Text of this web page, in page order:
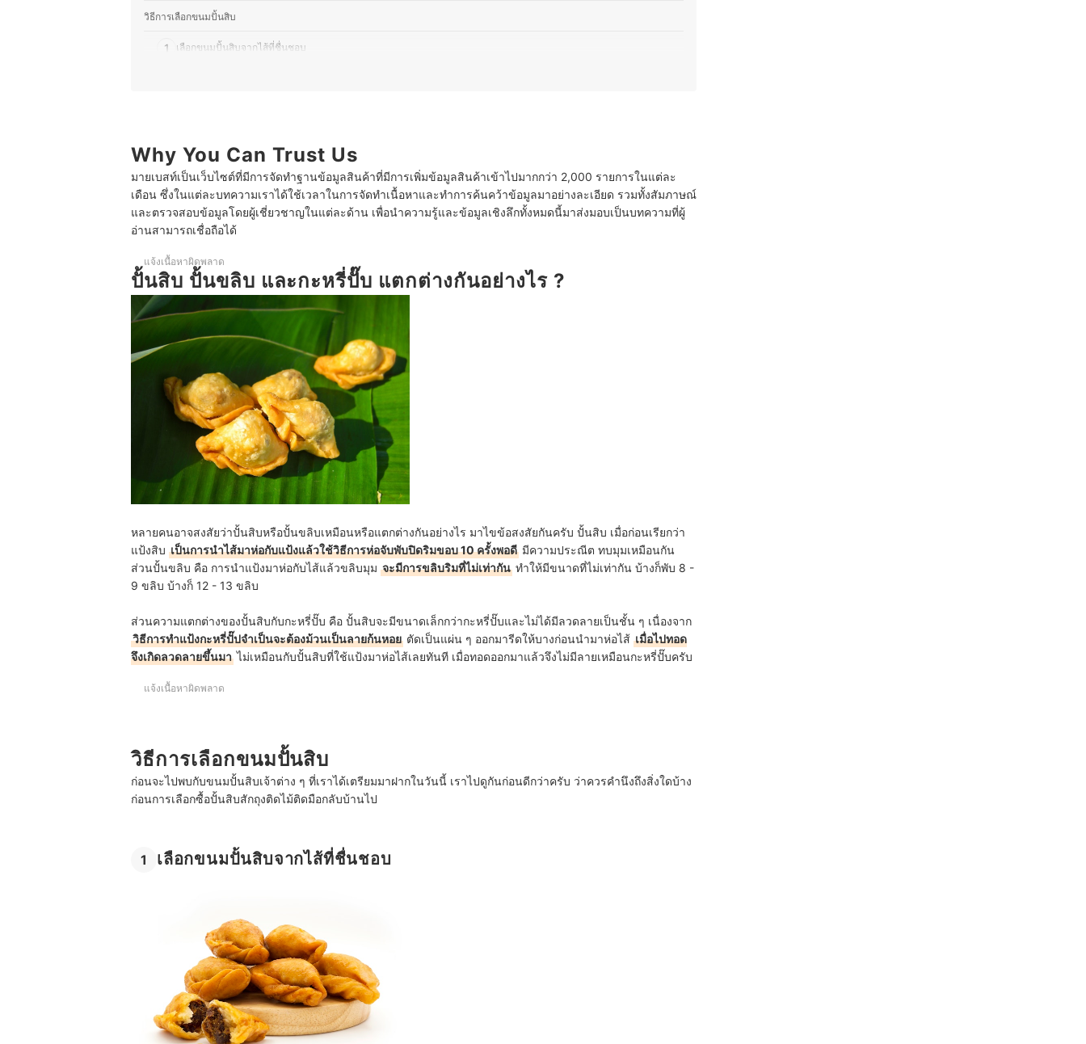
วิธีการเลือกขนมปั้นสิบ
1 เลือกขนมปั้นสิบจากไส้ที่ชื่นชอบ
เลือกขนมปั้นสิบที่ใช้การอบแทนการทอดสำหรับผู้ที่ใส่ใจเรื่องสุขภาพ
5 ลองปั้นสิบนึ่งไส้ปลา ขนมไทยหายาก
10 อันดับ ปั้นสิบ เจ้าไหนอร่อย ไส้ปลา สูตรโบราณ
Why You Can Trust Us
มายเบสท์เป็นเว็บไซต์ที่มีการจัดทำฐานข้อมูลสินค้าที่มีการเพิ่มข้อมูลสินค้าเข้าไปมากกว่า 2,000 รายการในแต่ละ
เดือน ซึ่งในแต่ละบทความเราได้ใช้เวลาในการจัดทำเนื้อหาและทำการค้นคว้าข้อมูลมาอย่างละเอียด รวมทั้งสัมภาษณ์
และตรวจสอบข้อมูลโดยผู้เชี่ยวชาญในแต่ละด้าน เพื่อนำความรู้และข้อมูลเชิงลึกทั้งหมดนี้มาส่งมอบเป็นบทความที่ผู้
อ่านสามารถเชื่อถือได้
แจ้งเนื้อหาผิดพลาด
ปั้นสิบ ปั้นขลิบ และกะหรี่ปั๊บ แตกต่างกันอย่างไร ?
หลายคนอาจสงสัยว่าปั้นสิบหรือปั้นขลิบเหมือนหรือแตกต่างกันอย่างไร มาไขข้อสงสัยกันครับ ปั้นสิบ เมื่อก่อนเรียกว่า
แป้งสิบ เป็นการนำไส้มาห่อกับแป้งแล้วใช้วิธีการห่อจับพับปิดริมขอบ 10 ครั้งพอดี มีความประณีต ทบมุมเหมือนกัน
ส่วนปั้นขลิบ คือ การนำแป้งมาห่อกับไส้แล้วขลิบมุม จะมีการขลิบริมที่ไม่เท่ากัน ทำให้มีขนาดที่ไม่เท่ากัน บ้างก็พับ 8 -
9 ขลิบ บ้างก็ 12 - 13 ขลิบ
ส่วนความแตกต่างของปั้นสิบกับกะหรี่ปั๊บ คือ ปั้นสิบจะมีขนาดเล็กกว่ากะหรี่ปั๊บและไม่ได้มีลวดลายเป็นชั้น ๆ เนื่องจาก
วิธีการทำแป้งกะหรี่ปั๊ปจำเป็นจะต้องม้วนเป็นลายก้นหอย ตัดเป็นแผ่น ๆ ออกมารีดให้บางก่อนนำมาห่อไส้ เมื่อไปทอด
จึงเกิดลวดลายขึ้นมา ไม่เหมือนกับปั้นสิบที่ใช้แป้งมาห่อไส้เลยทันที เมื่อทอดออกมาแล้วจึงไม่มีลายเหมือนกะหรี่ปั๊บครับ
แจ้งเนื้อหาผิดพลาด
วิธีการเลือกขนมปั้นสิบ
ก่อนจะไปพบกับขนมปั้นสิบเจ้าต่าง ๆ ที่เราได้เตรียมมาฝากในวันนี้ เราไปดูกันก่อนดีกว่าครับ ว่าควรคำนึงถึงสิ่งใดบ้าง
ก่อนการเลือกซื้อปั้นสิบสักถุงติดไม้ติดมือกลับบ้านไป
1 เลือกขนมปั้นสิบจากไส้ที่ชื่นชอบ